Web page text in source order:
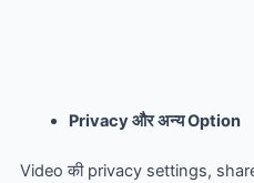
Privacy और अन्य Option
Video की privacy settings,